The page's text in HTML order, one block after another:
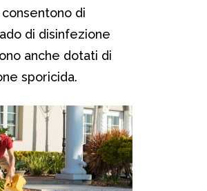
di
di disinfezione
anche dotati di
sporicida.